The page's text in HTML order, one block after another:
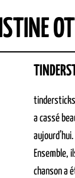
a cassé
Ensemble,
chanson a